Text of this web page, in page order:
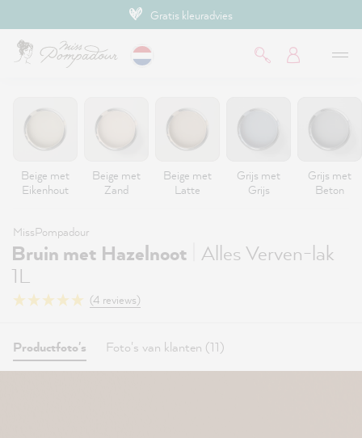
Gratis kleuradvies
Beige met
Eikenhout
Beige met
Zand
Beige met
Latte
Grijs met
Grijs
Grijs met
Beton
MissPompadour
Bruin met Hazelnoot Alles Verven-lak
1L
(4 reviews)
Productfoto's Foto's van klanten (11)